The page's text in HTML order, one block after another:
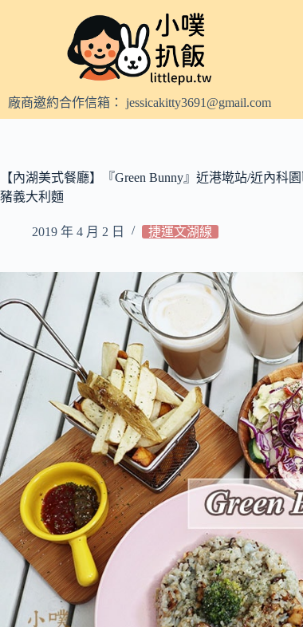
容廠商邀約合作信箱： jessicakitty3691@gmail.com
【內湖美式餐廳】『Green Bunny』近港墘站/近內科
豬義大利麵
2019 年 4 月 2 日 捷運文湖線